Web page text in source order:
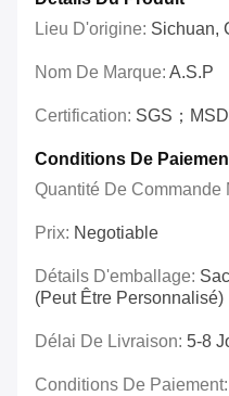
Lieu D'origine: Sichuan,
Nom De Marque: A.S.P
Certification: SGS；
Conditions De
Quantité De Commande
Prix: Negotiable
Détails D'emballage:
(peut Être Personnalisé)
Délai De Livraison: 5-8
Conditions De Paiement: